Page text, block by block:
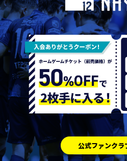
公式ファンクラ